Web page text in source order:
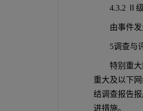
4.3.2 Ⅱ
由事件
5调查与
特别重
重大及以下
结调查报告
进措施。